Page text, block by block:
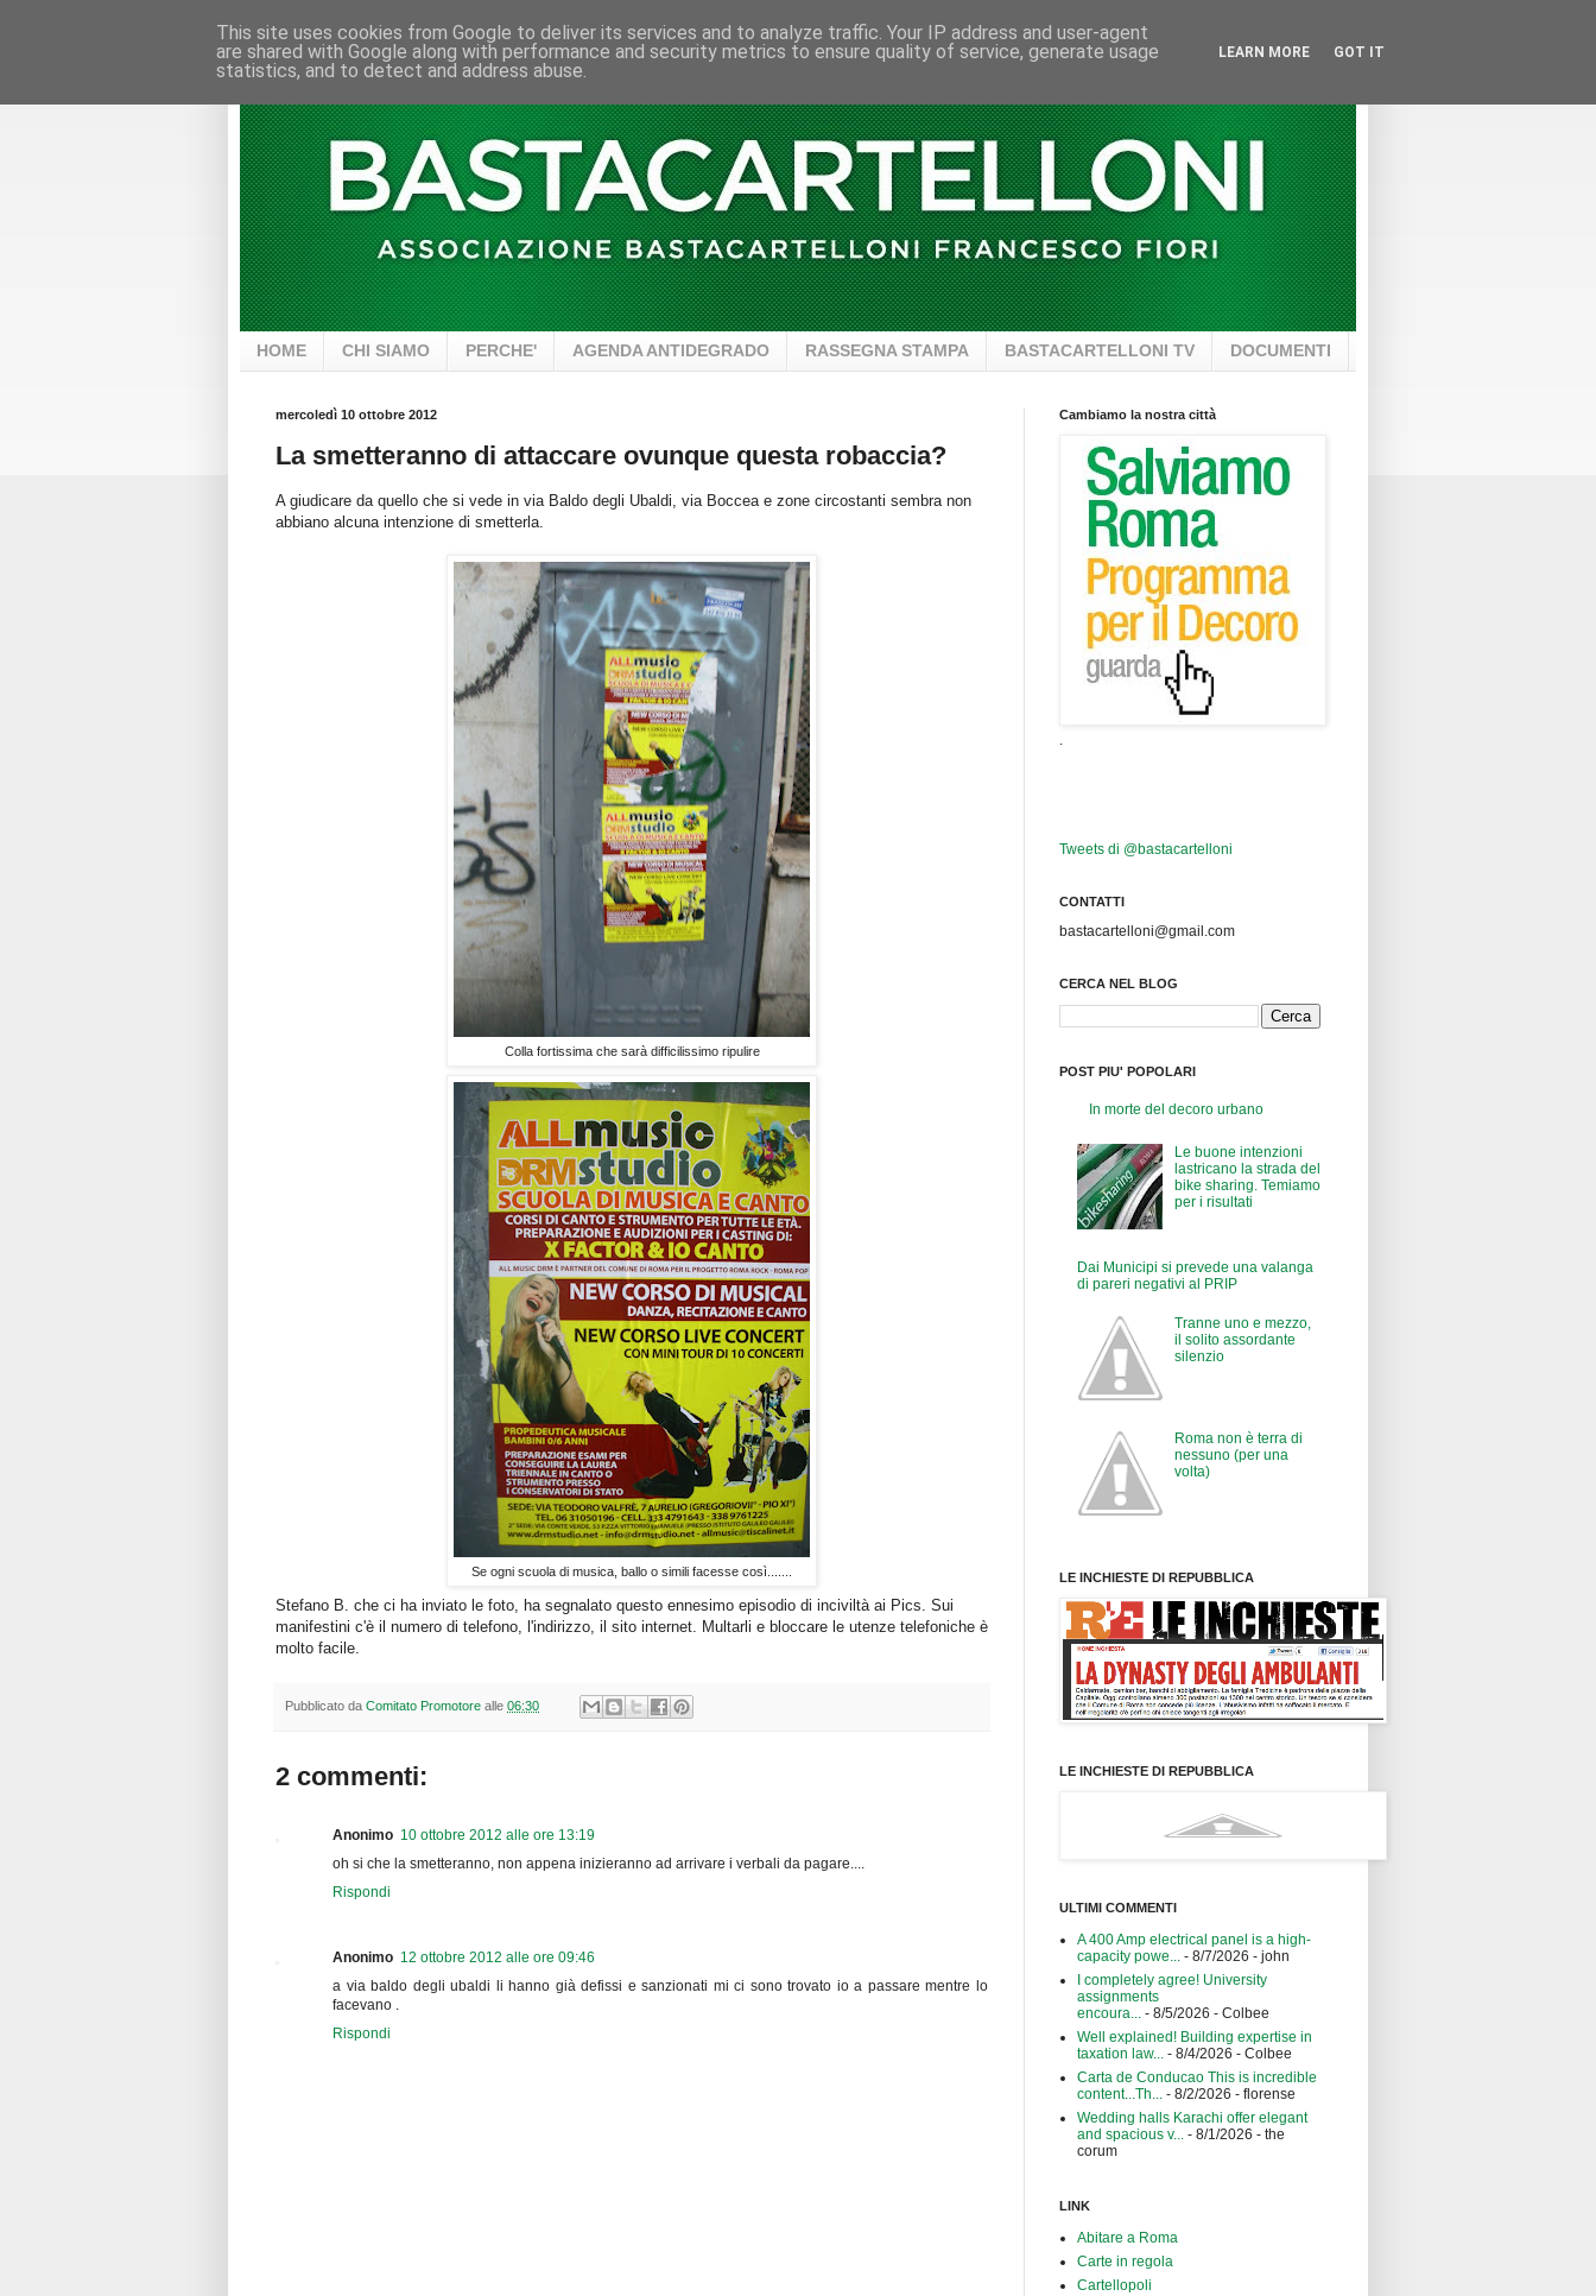
HOME CHI SIAMO PERCHE' AGENDA ANTIDEGRADO RASSEGNA STAMPA BASTACARTELLONI TV DOCUMENTI
mercoledì 10 ottobre 2012
La smetteranno di attaccare ovunque questa robaccia?
A giudicare da quello che si vede in via Baldo degli Ubaldi, via Boccea e zone circostanti sembra non
abbiano alcuna intenzione di smetterla.
Colla fortissima che sarà difficilissimo ripulire
Se ogni scuola di musica, ballo o simili facesse così.......
Stefano B. che ci ha inviato le foto, ha segnalato questo ennesimo episodio di inciviltà ai Pics. Sui
manifestini c'è il numero di telefono, l'indirizzo, il sito internet. Multarli e bloccare le utenze telefoniche è
molto facile.
Pubblicato da Comitato Promotore alle 06:30
2 commenti:
Anonimo 10 ottobre 2012 alle ore 13:19
oh si che la smetteranno, non appena inizieranno ad arrivare i verbali da pagare....
Rispondi
Anonimo 12 ottobre 2012 alle ore 09:46
a via baldo degli ubaldi li hanno già defissi e sanzionati mi ci sono trovato io a passare mentre lo
facevano .
Rispondi
Cambiamo la nostra città
Tweets di @bastacartelloni
CONTATTI
bastacartelloni@gmail.com
CERCA NEL BLOG
POST PIU' POPOLARI
In morte del decoro urbano
Le buone intenzioni
lastricano la strada del
bike sharing. Temiamo
per i risultati
Dai Municipi si prevede una valanga
di pareri negativi al PRIP
Tranne uno e mezzo,
il solito assordante
silenzio
Roma non è terra di
nessuno (per una
volta)
LE INCHIESTE DI REPUBBLICA
LE INCHIESTE DI REPUBBLICA
ULTIMI COMMENTI
A 400 Amp electrical panel is a high-
capacity powe... - 8/7/2026 - john
I completely agree! University
assignments
encoura... - 8/5/2026 - Colbee
Well explained! Building expertise in
taxation law... - 8/4/2026 - Colbee
Carta de Conducao This is incredible
content...Th... - 8/2/2026 - florense
Wedding halls Karachi offer elegant
and spacious v... - 8/1/2026 - the
corum
LINK
Abitare a Roma
Carte in regola
Cartellopoli
This site uses cookies from Google to deliver its services and to analyze traffic. Your IP address and user-agent
are shared with Google along with performance and security metrics to ensure quality of service, generate usage
statistics, and to detect and address abuse.
LEARN MORE GOT IT